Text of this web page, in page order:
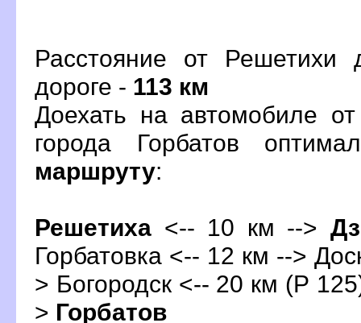
Расстояние от Решетихи
дороге - 113 км
Доехать на автомобиле
орода Горбатов
маршруту:
Решетиха <-- 10 км -->
Горбатовка <-- 12 км -->
> Богородск <-- 20 км (Р
> Горбато